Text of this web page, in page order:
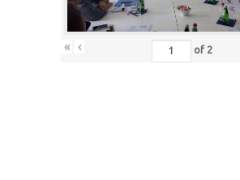
« ‹ of 2